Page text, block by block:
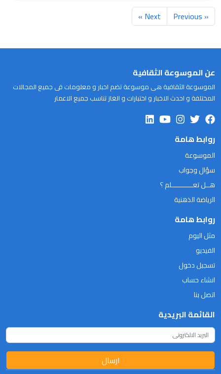
« Previous
Next »
عن الموسوعة الثقافية
الموسوعة الثقافية هى موسوعة تضم اخبار و معلومات فى جميع المجالات
المختلفة و احدث الاخبار و اختبارات و الغاز تناسب جميع الاعمار
روابط هامة
الموسوعة
سؤال وجواب
هــل تعـــــــــــلم ؟
الرياضة الذهنية
روابط هامة
مثل اليوم
الفيديو
تسجيل دخول
انشاء حساب
اتصل بنا
القائمة البريدية
ارسال